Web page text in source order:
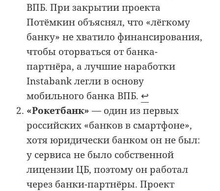
ВПБ. При закрытии проекта
Потёмкин объяснял, что «лёгкому
банку» не хватило финансирования,
чтобы оторваться от банка-
партнёра, а лучшие наработки
Instabank легли в основу
мобильного банка ВПБ. ↩︎
«Рокетбанк» — один из первых
российских «банков в смартфоне»,
хотя юридически банком он не был:
у сервиса не было собственной
лицензии ЦБ, поэтому он работал
через банки-партнёры. Проект